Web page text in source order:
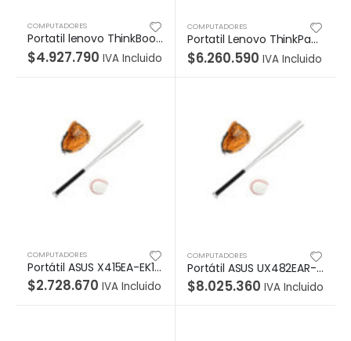
COMPUTADORES
Portatil lenovo ThinkBook 14 G2 ITL, Intel Core i5-1135G7), 14″ 8GB, 512 SSD, WIN10P 1Y CarryIn
$4.927.790 IVA Incluido
COMPUTADORES
Portatil Lenovo ThinkPad E14 Gen 2, Intel Core i7-1165G7, 14″ 16GB, 512GB SSD, W10 Pro, 3Y Onsite
$6.260.590 IVA Incluido
COMPUTADORES
Portátil ASUS X415EA-EK1183 Intel® Core™ i5-1135G7, 14″» FHD, 4GB, 256 SSD,Sistema Operativo Endless,Transparent Silver.
$2.728.670 IVA Incluido
COMPUTADORES
Portátil ASUS UX482EAR-HY378W Intel® Core™ i7-1195G7, 14″» FHD Touch screen, 16GB, 512 SSD, W11 Home, Color Celestial Blue.
$8.025.360 IVA Incluido